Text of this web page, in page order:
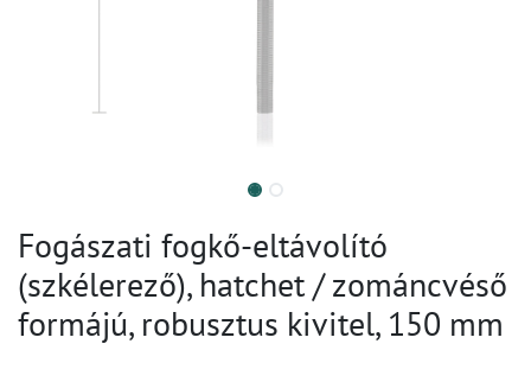
Fogászati fogkő-eltávolító
(szkélerező), hatchet / zománcvéső
formájú, robusztus kivitel, 150 mm